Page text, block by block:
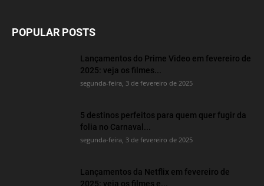
POPULAR POSTS
Lançamentos do Prime Video em fevereiro de
2025: veja os filmes...
segunda-feira, 3 de fevereiro de 2025
5 destinos perfeitos para quem quer fugir da
folia no Carnaval...
segunda-feira, 3 de fevereiro de 2025
Lançamentos da Netflix em fevereiro de
2025: veja os filmes e...